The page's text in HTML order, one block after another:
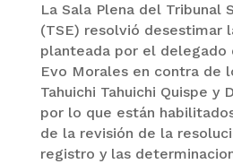
La Sala Plena del Tribunal
(TSE) resolvió desestimar
planteada por el delegado
Evo Morales en contra de
Tahuichi Tahuichi Quispe y
por lo que están
de la revisión de la
registro y las